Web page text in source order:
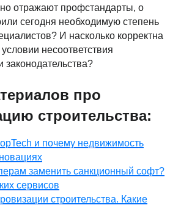
отражают профстандарты, о
сегодня необходимую степень
И насколько корректна
несоответствия
законодательства?
про
строительства:
и почему недвижимость
заменить санкционный софт?
сервисов
строительства. Какие
рекламной
персональных данных
с нами:
на рассылку